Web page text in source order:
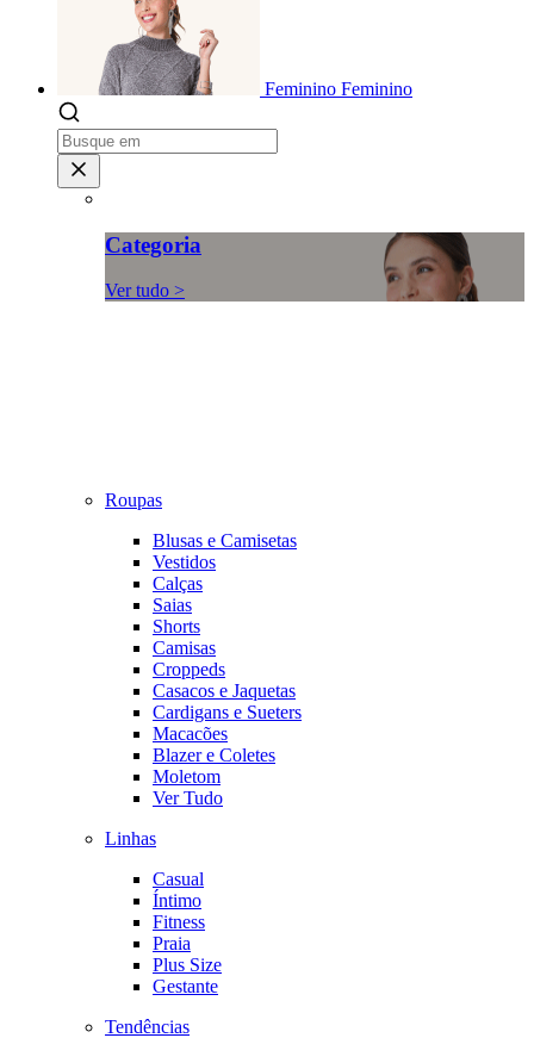
Feminino Feminino
Categoria
Ver tudo >
Roupas
Blusas e Camisetas
Vestidos
Calças
Saias
Shorts
Camisas
Croppeds
Casacos e Jaquetas
Cardigans e Sueters
Macacões
Blazer e Coletes
Moletom
Ver Tudo
Linhas
Casual
Íntimo
Fitness
Praia
Plus Size
Gestante
Tendências